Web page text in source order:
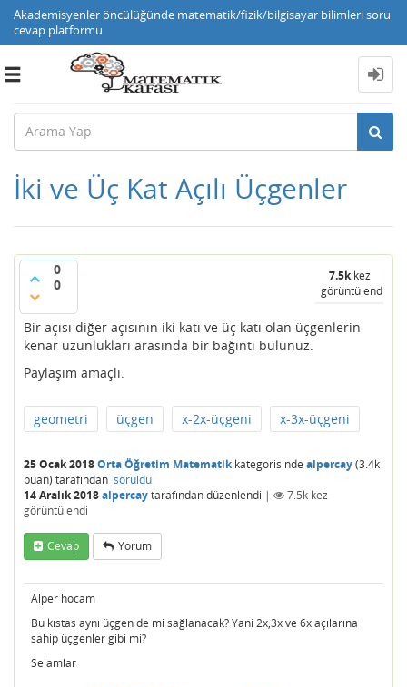
Akademisyenler öncülüğünde matematik/fizik/bilgisayar bilimleri soru
cevap platformu
Toggle
İki ve Üç Kat Açılı Üçgenler
0
0
7.5kkez
görüntülendi
Bir açısı diğer açısının iki katı ve üç katı olan üçgenlerin
kenar uzunlukları arasında bir bağıntı bulunuz.
Paylaşım amaçlı.
geometri üçgen x-2x-üçgeni x-3x-üçgeni
25 Ocak 2018Orta Öğretim Matematikkategorisinde alpercay(3.4k
puan) tarafından soruldu
14 Aralık 2018alpercaytarafındandüzenlendi | 7.5k kez
görüntülendi
Cevap Yorum
Alper hocam
Bu kıstas aynı üçgen de mi sağlanacak? Yani 2x,3x ve 6x açılarına
sahip üçgenler gibi mi?
Selamlar